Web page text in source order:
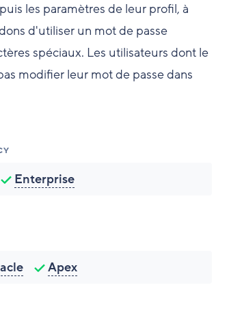
les paramètres de leur profil, à
d'utiliser un mot de passe
spéciaux. Les utilisateurs dont le
modifier leur mot de passe dans
Enterprise
Apex